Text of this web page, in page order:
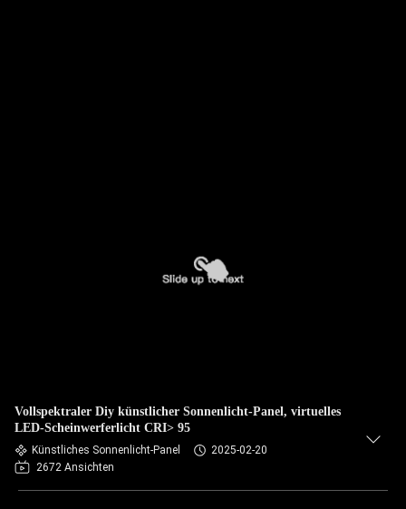
Vollspektraler Diy künstlicher Sonnenlicht-Panel, virtuelles
LED-Scheinwerferlicht CRI> 95
Künstliches Sonnenlicht-Panel
2025-02-20
2672 Ansichten